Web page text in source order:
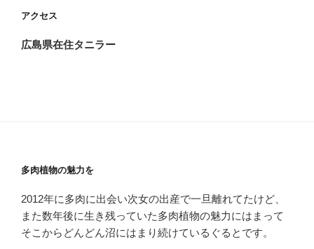
アクセス
広島県在住タニラー
多肉植物の魅力を
2012年に多肉に出会い次女の出産で一旦離れてたけど、
また数年後に生き残っていた多肉植物の魅力にはまって
そこからどんどん沼にはまり続けているぐるとです。